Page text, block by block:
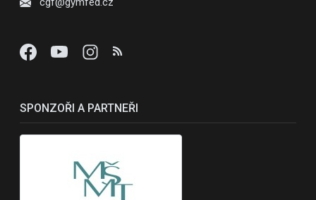
SPONZOŘI A PARTNEŘI